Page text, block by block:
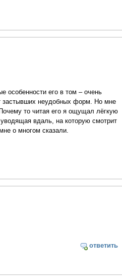
особенности его в том – очень
застывших неудобных форм. Но мне
то читая его я ощущал лёгкую
вдаль, на которую смотрит
о многом сказали.
ответить